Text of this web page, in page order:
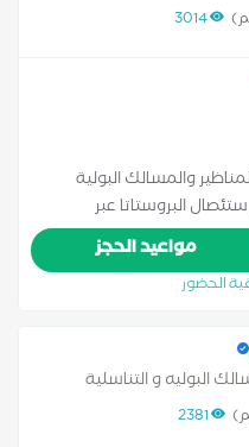
3014
والمسالك البولية
البروستاتا عبر
البول استئصال البروستاتا
الحصوات
مواعيد الحجز
الحضور
البوليه و التناسلية
2381